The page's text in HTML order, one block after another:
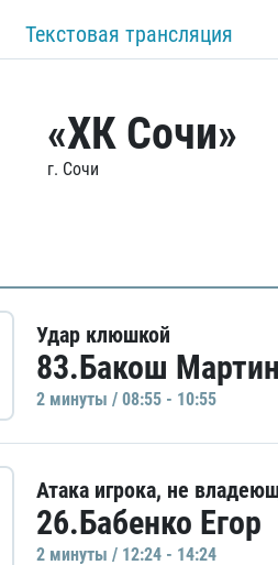
Текстовая трансляция
«ХК Сочи»
г. Сочи
Удар клюшкой
83.Бакош Мартин
2 минуты / 08:55 - 10:55
Атака игрока, не
26.Бабенко Егор
2 минуты / 12:24 - 14:24